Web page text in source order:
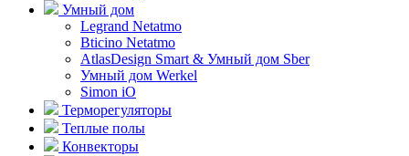
Умный дом
Legrand Netatmo
Bticino Netatmo
AtlasDesign Smart & Умный дом Sber
Умный дом Werkel
Simon iO
Терморегуляторы
Теплые полы
Конвекторы